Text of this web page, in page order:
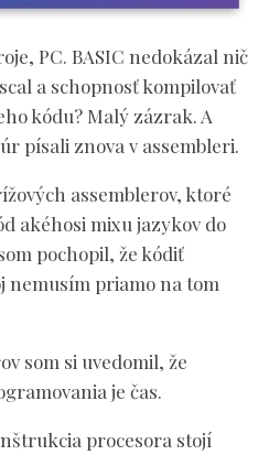
PC. BASIC nedokázal nič
a schopnosť kompilovať
kódu? Malý zázrak. A
písali znova v assembleri.
assemblerov, ktoré
akéhosi mixu jazykov do
pochopil, že kódiť
nemusím priamo na tom
som si uvedomil, že
je čas.
procesora stojí